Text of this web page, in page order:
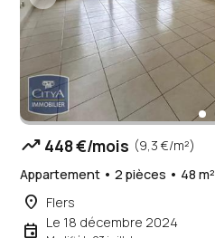
trending_up 448 €/mois (9,3 €/m²)
Appartement • 2 pièces • 48 m²
place Flers
event Le 18 décembre 2024